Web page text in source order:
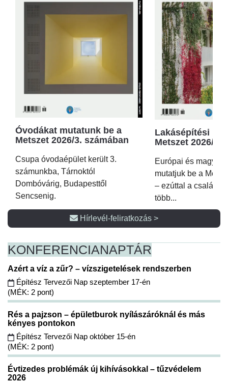
Óvodákat mutatunk be a
Metszet 2026/3. számában
Csupa óvodaépület került 3.
számunkba, Tárnoktól
Dombóvárig, Budapesttől
Sencsenig.
Lakásépítési
Metszet 2026/2.
Európai és magyar
mutatjuk be a
– ezúttal a családi
több...
Hírlevél-feliratkozás >
KONFERENCIANAPTÁR
Azért a víz a zűr? – vízszigetelések rendszerben
Építész Tervezői Nap szeptember 17-én
(MÉK: 2 pont)
Rés a pajzson – épületburok nyílászáróknál és más
kényes pontokon
Építész Tervezői Nap október 15-én
(MÉK: 2 pont)
Évtizedes problémák új kihívásokkal – tűzvédelem
2026